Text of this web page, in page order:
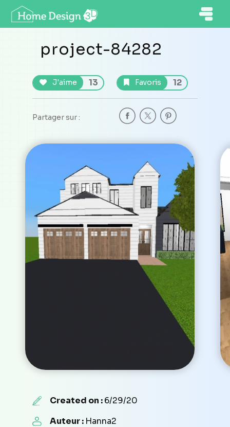
project-84282
J'aime 13 Favoris 12
Partager sur :
Created on :6/29/20
Auteur : Hanna2